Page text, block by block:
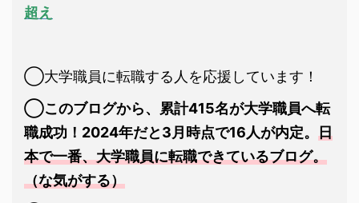
超え
◯大学職員に転職する人を応援しています！
◯このブログから、累計415名が大学職員へ転
職成功！2024年だと3月時点で16人が内定。 日
本で一番、大学職員に転職できているブログ。
（な気がする）